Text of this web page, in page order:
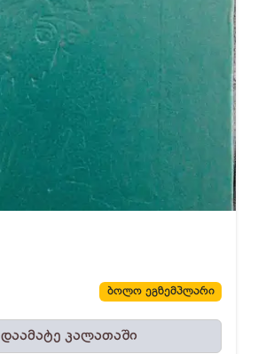
ბოლო ეგზემპლარი
დაამატე კალათაში